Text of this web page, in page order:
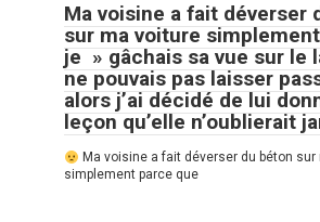
Ma voisine a fait déverser
sur ma voiture
je » gâchais sa vue sur le
ne pouvais pas laisser
alors j’ai décidé de lui
leçon qu’elle n’oublierait
Ma voisine a fait déverser du béton sur
simplement parce que